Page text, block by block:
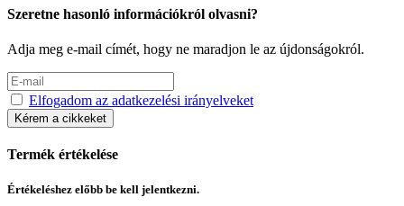
Szeretne hasonló információkról olvasni?
Adja meg e-mail címét, hogy ne maradjon le az újdonságokról.
Elfogadom az adatkezelési irányelveket
Kérem a cikkeket
Termék értékelése
Értékeléshez előbb be kell jelentkezni.